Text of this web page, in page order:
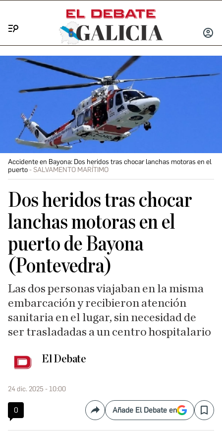
INICIAR
Accidente en Bayona: Dos heridos tras chocar lanchas motoras en el
puerto
SALVAMENTO MARÍTIMO
Dos heridos tras chocar
lanchas motoras en el
puerto de Bayona
(Pontevedra)
Las dos personas viajaban en la misma
embarcación y recibieron atención
sanitaria en el lugar, sin necesidad de
ser trasladadas a un centro hospitalario
El Debate
24 dic. 2025 - 10:00
0 CompartirAñade El Debate en Save